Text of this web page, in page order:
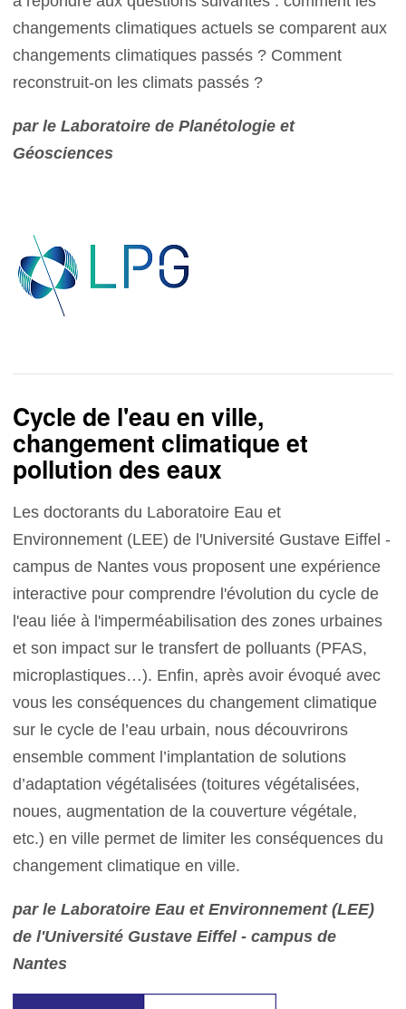
changements climatiques actuels se comparent aux
changements climatiques passés ? Comment
reconstruit-on les climats passés ?
par le Laboratoire de Planétologie et
Géosciences
Cycle de l'eau en ville,
changement climatique et
pollution des eaux
Les doctorants du Laboratoire Eau et
Environnement (LEE) de l'Université Gustave Eiffel -
campus de Nantes vous proposent une expérience
interactive pour comprendre l'évolution du cycle de
l'eau liée à l'imperméabilisation des zones urbaines
et son impact sur le transfert de polluants (PFAS,
microplastiques…). Enfin, après avoir évoqué avec
vous les conséquences du changement climatique
sur le cycle de l’eau urbain, nous découvrirons
ensemble comment l’implantation de solutions
d’adaptation végétalisées (toitures végétalisées,
noues, augmentation de la couverture végétale,
etc.) en ville permet de limiter les conséquences du
changement climatique en ville.
par le Laboratoire Eau et Environnement (LEE)
de l'Université Gustave Eiffel - campus de
Nantes